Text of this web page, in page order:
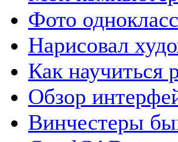
Фото
Нарисовал
Как научиться
Обзор
Винчестеры